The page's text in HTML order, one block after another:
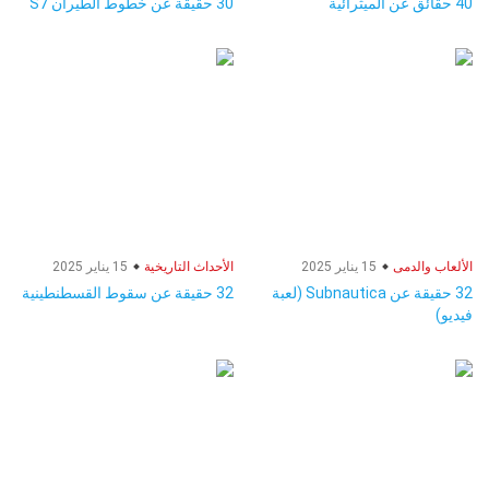
الألعاب والدمى
32 حقيقة عن Subnautica (لعبة
فيديو)
الأحداث التاريخية
32 حقيقة عن سقوط القسطنطينية